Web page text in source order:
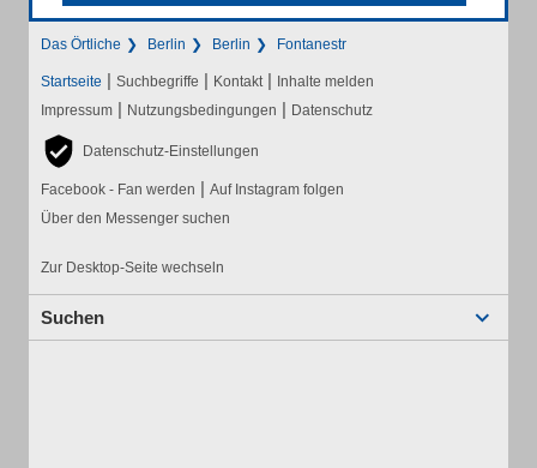
Das Örtliche Berlin Berlin Fontanestr
Startseite | Suchbegriffe | Kontakt | Inhalte melden
Impressum | Nutzungsbedingungen | Datenschutz
Datenschutz-Einstellungen
Facebook - Fan werden | Auf Instagram folgen
Über den Messenger suchen
Zur Desktop-Seite wechseln
Suchen